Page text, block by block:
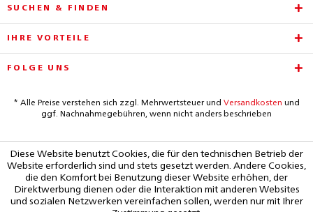
SUCHEN & FINDEN
IHRE VORTEILE
FOLGE UNS
* Alle Preise verstehen sich zzgl. Mehrwertsteuer und Versandkosten und
ggf. Nachnahmegebühren, wenn nicht anders beschrieben
Diese Website benutzt Cookies, die für den technischen Betrieb der
Website erforderlich sind und stets gesetzt werden. Andere Cookies,
die den Komfort bei Benutzung dieser Website erhöhen, der
Direktwerbung dienen oder die Interaktion mit anderen Websites
und sozialen Netzwerken vereinfachen sollen, werden nur mit Ihrer